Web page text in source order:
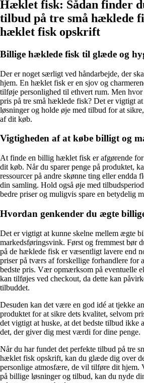
Hæklet fisk: Sådan finder
tilbud på tre små hæklede
hæklet fisk opskrift
Billige hæklede fisk til glæde og
Der er noget særligt ved håndarbejde, der
hjem. En hæklet fisk er en sjov og
tilføje personlighed til ethvert rum. Men hvor
pris på tre små hæklede fisk? Det er vigtigt
løsninger og holde øje med tilbud for at
af dit køb.
Vigtigheden af at købe billigt og
At finde en billig hæklet fisk er afgørende
dit køb. Når du sparer penge på produktet,
ressourcer på andre skønne ting eller endda
din samling. Hold også øje med
bedre priser og muligvis spare en betydelig
Hvordan genkender du ægte
Det er vigtigt at kunne skelne mellem ægte
markedsføringsvink. Først og fremmest bør
på de hæklede fisk er væsentligt lavere end
priser på tværs af forskellige forhandlere for
bedste pris. Vær opmærksom på eventuelle
kan tilføjes ved checkout, da dette kan
tilbuddet.
Desuden kan det være en god idé at tjekke
produktet for at sikre dets kvalitet, selvom
det vigtigt at huske, at det bedste tilbud ikke
det, der giver dig mest værdi for dine penge.
Når du har fundet det perfekte tilbud på tre
hæklet fisk opskrift, kan du glæde dig over
personlige atmosfære, de vil tilføre dit hjem.
på billige løsninger og tilbud, kan du nyde